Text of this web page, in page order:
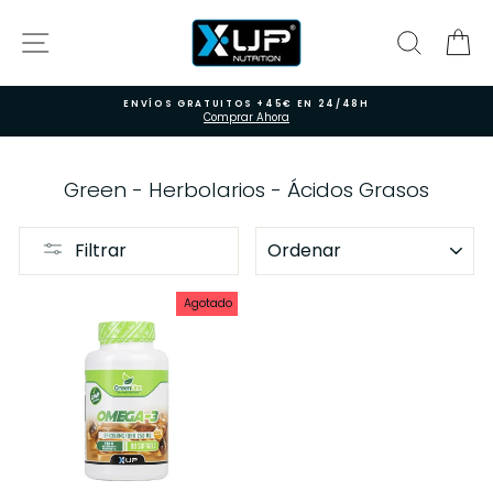
BUSCAR
ENVÍOS GRATUITOS +45€ EN 24/48H
Comprar Ahora
Green - Herbolarios - Ácidos Grasos
Filtrar
Agotado